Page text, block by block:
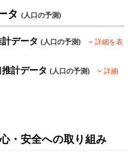
タ (人口の予測)
計データ(人口の予測)
詳細を表
推計データ(人口の予測)
詳細
・安全への取り組み